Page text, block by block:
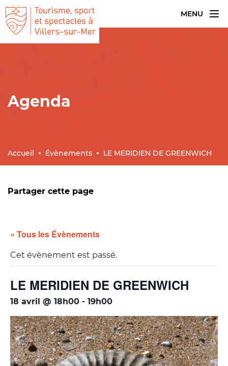
MENU
Accueil Évènements LE MERIDIEN DE GREENWICH
Agenda
Partager cette page
« Tous les Évènements
Cet évènement est passé.
LE MERIDIEN DE GREENWICH
18 avril @ 18h00 - 19h00